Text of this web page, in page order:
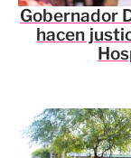
Gobernador
hacen